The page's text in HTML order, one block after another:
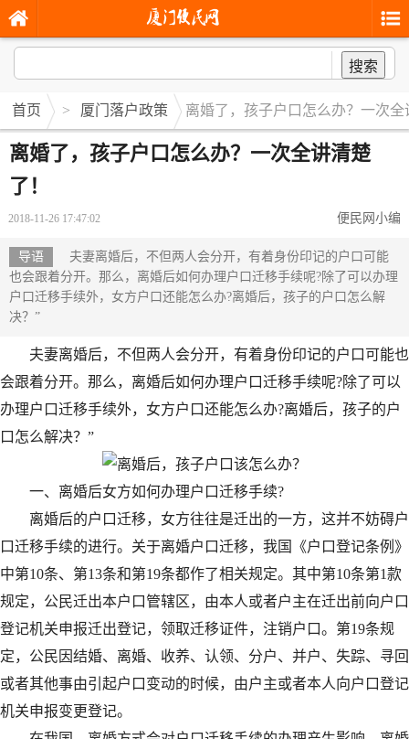
搜索
首页 > 厦门落户政策 离婚了，孩子户口怎么办？一次全
离婚了，孩子户口怎么办？一次全讲清楚
了！
2018-11-26 17:47:02 便民网小编
导语
夫妻离婚后，不但两人会分开，有着身份印记的户口可能
也会跟着分开。那么，离婚后如何办理户口迁移手续呢?除了可以办理
户口迁移手续外，女方户口还能怎么办?离婚后，孩子的户口怎么解
决？”
夫妻离婚后，不但两人会分开，有着身份印记的户口可能也
会跟着分开。那么，离婚后如何办理户口迁移手续呢?除了可以
办理户口迁移手续外，女方户口还能怎么办?离婚后，孩子的户
口怎么解决？”
一、离婚后女方如何办理户口迁移手续?
离婚后的户口迁移，女方往往是迁出的一方，这并不妨碍户
口迁移手续的进行。关于离婚户口迁移，我国《户口登记条例》
中第10条、第13条和第19条都作了相关规定。其中第10条第1款
规定，公民迁出本户口管辖区，由本人或者户主在迁出前向户口
登记机关申报迁出登记，领取迁移证件，注销户口。第19条规
定，公民因结婚、离婚、收养、认领、分户、并户、失踪、寻回
或者其他事由引起户口变动的时候，由户主或者本人向户口登记
机关申报变更登记。